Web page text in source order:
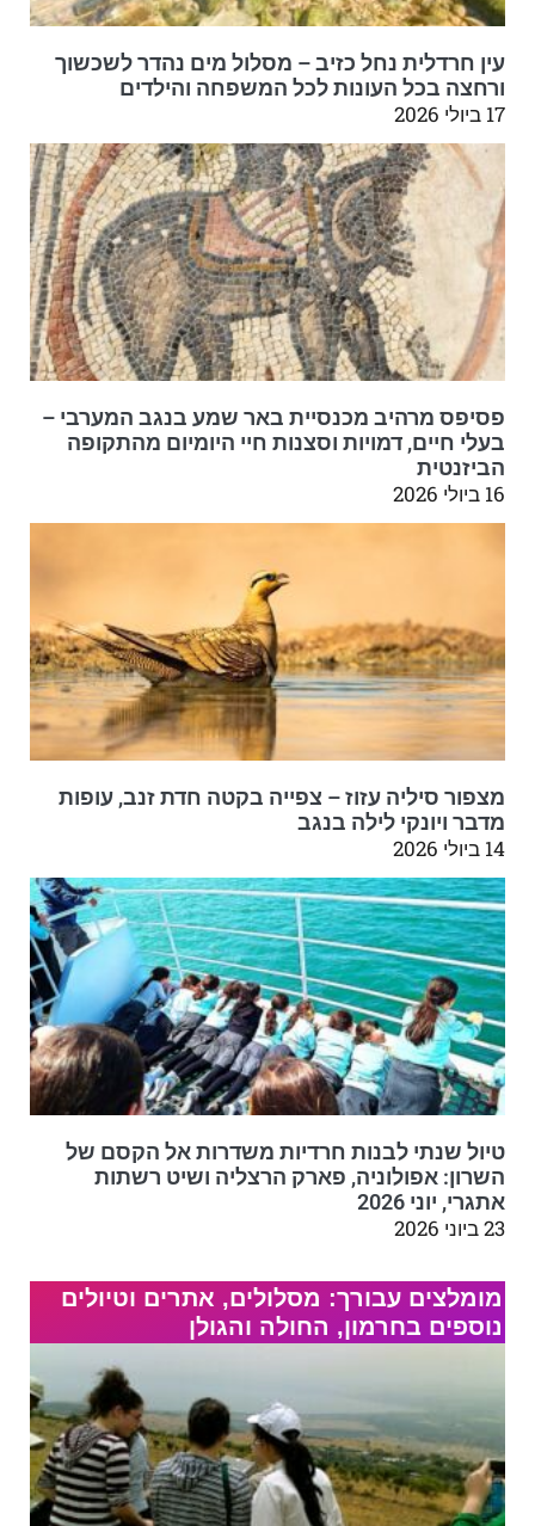
עין חרדלית נחל כזיב – מסלול מים נהדר לשכשוך
ורחצה בכל העונות לכל המשפחה והילדים
17 ביולי 2026
פסיפס מרהיב מכנסיית באר שמע בנגב המערבי –
בעלי חיים, דמויות וסצנות חיי היומיום מהתקופה
הביזנטית
16 ביולי 2026
מצפור סיליה עזוז – צפייה בקטה חדת זנב, עופות
מדבר ויונקי לילה בנגב
14 ביולי 2026
טיול שנתי לבנות חרדיות משדרות אל הקסם של
השרון: אפולוניה, פארק הרצליה ושיט רשתות
אתגרי, יוני 2026
23 ביוני 2026
מומלצים עבורך: מסלולים, אתרים וטיולים
נוספים בחרמון, החולה והגולן